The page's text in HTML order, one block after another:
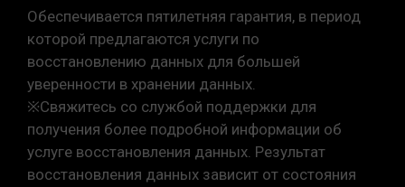
Обеспечивается пятилетняя гарантия, в период
которой предлагаются услуги по
восстановлению данных для большей
уверенности в хранении данных.
※Свяжитесь со службой поддержки для
получения более подробной информации об
услуге восстановления данных. Результат
восстановления данных зависит от состояния